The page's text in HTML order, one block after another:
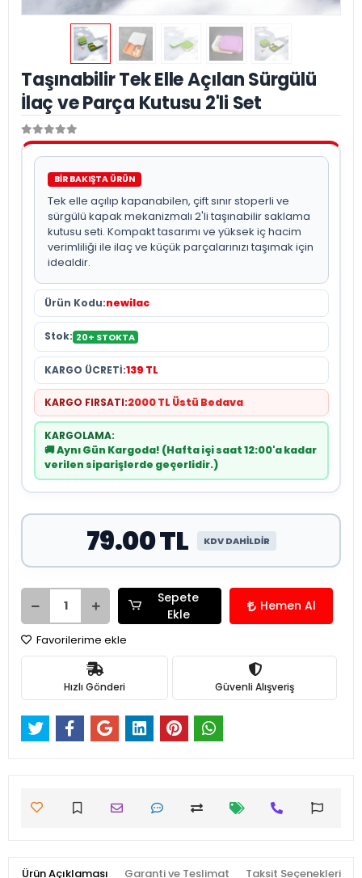
Taşınabilir Tek Elle Açılan Sürgülü
İlaç ve Parça Kutusu 2'li Set
BİR BAKIŞTA ÜRÜN
Tek elle açılıp kapanabilen, çift sınır stoperli ve
sürgülü kapak mekanizmalı 2'li taşınabilir saklama
kutusu seti. Kompakt tasarımı ve yüksek iç hacim
verimliliği ile ilaç ve küçük parçalarınızı taşımak için
idealdir.
Ürün Kodu:newilac
Stok: 20+ STOKTA
KARGO ÜCRETİ:139 TL
KARGO FIRSATI:2000 TL Üstü Bedava
KARGOLAMA:
🚚 Aynı Gün Kargoda! (Hafta içi saat 12:00'a kadar
verilen siparişlerde geçerlidir.)
79.00 TL KDV DAHİLDİR
Sepete
Ekle
Hemen Al
Favorilerime ekle
Hızlı Gönderi Güvenli Alışveriş
Ürün Açıklaması Garanti ve Teslimat Taksit Seçenekleri